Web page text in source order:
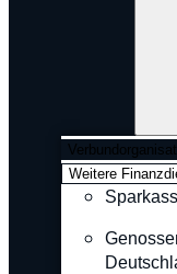
Weitere